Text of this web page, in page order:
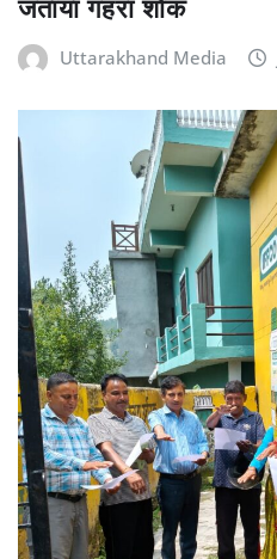
Uttarakhand Media